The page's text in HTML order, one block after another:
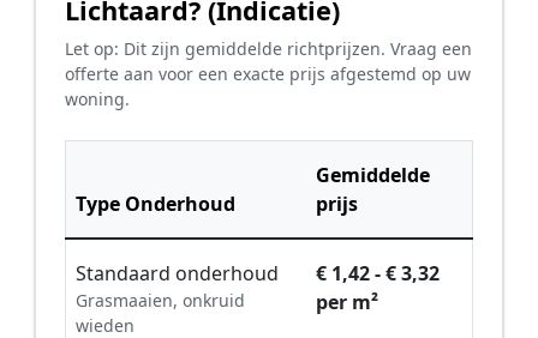
Lichtaard? (Indicatie)
Let op: Dit zijn gemiddelde richtprijzen. Vraag een
offerte aan voor een exacte prijs afgestemd op uw
woning.
Type Onderhoud
Gemiddelde
prijs
Standaard onderhoud
Grasmaaien, onkruid
wieden
€ 1,42 - € 3,32
per m²